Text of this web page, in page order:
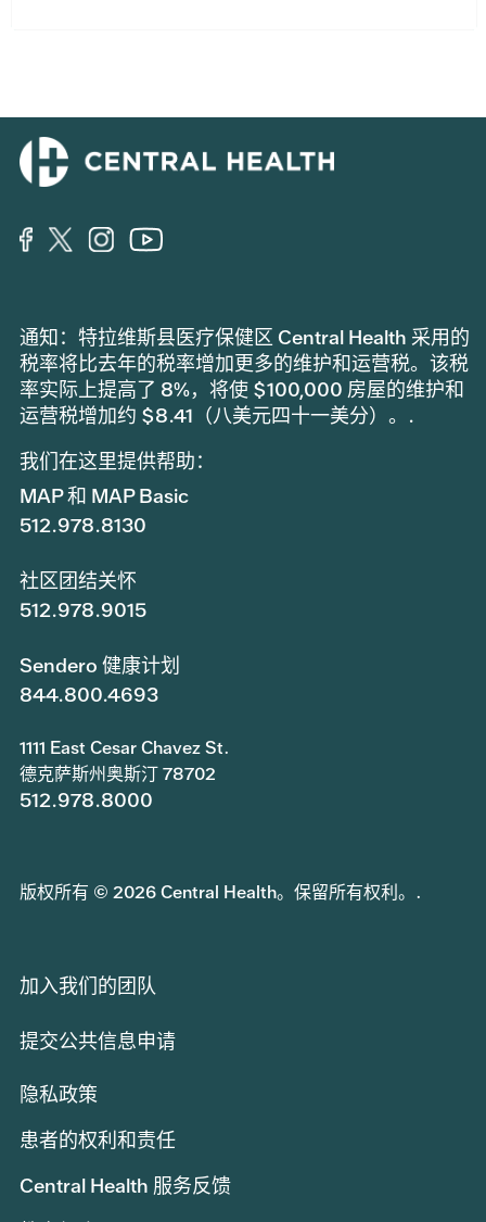
通知：特拉维斯县医疗保健区 Central Health 采用的
税率将比去年的税率增加更多的维护和运营税。该税
率实际上提高了 8%，将使 $100,000 房屋的维护和
运营税增加约 $8.41（八美元四十一美分）。.
我们在这里提供帮助：
MAP 和 MAP Basic
512.978.8130
社区团结关怀
512.978.9015
Sendero 健康计划
844.800.4693
1111 East Cesar Chavez St.
德克萨斯州奥斯汀 78702
512.978.8000
版权所有 © 2026 Central Health。保留所有权利。.
加入我们的团队
提交公共信息申请
隐私政策
患者的权利和责任
Central Health 服务反馈